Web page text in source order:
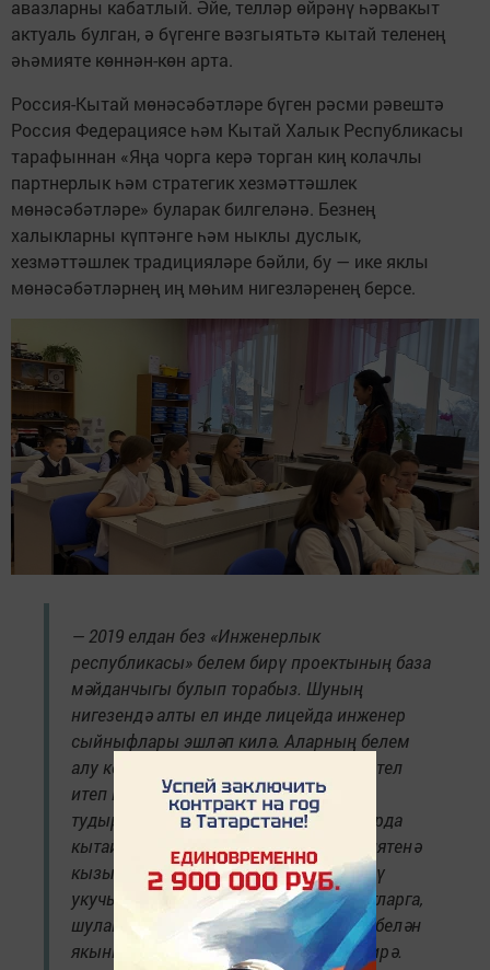
авазларны кабатлый. Әйе, телләр өйрәнү һәрвакыт
актуаль булган, ә бүгенге вәзгыятьтә кытай теленең
әһәмияте көннән-көн арта.
Россия-Кытай мөнәсәбәтләре бүген рәсми рәвештә
Россия Федерациясе һәм Кытай Халык Республикасы
тарафыннан «Яңа чорга керә торган киң колачлы
партнерлык һәм стратегик хезмәттәшлек
мөнәсәбәтләре» буларак билгеләнә. Безнең
халыкларны күптәнге һәм ныклы дуслык,
хезмәттәшлек традицияләре бәйли, бу — ике яклы
мөнәсәбәтләрнең иң мөһим нигезләренең берсе.
— 2019 елдан без «Инженерлык
республикасы» белем бирү проектының база
мәйданчыгы булып торабыз. Шуның
нигезендә алты ел инде лицейда инженер
сыйныфлары эшләп килә. Аларның белем
алу кейсын баету максатында, икенче тел
итеп кытай телен өйрәнү мөмкинлеге
тудырырга булдык. Чөнки соңгы елларда
кытай теленә, әлеге халыкның мәдәниятенә
кызыксыну артты. Кытай телен өйрәнү
укучыларыбызга заман белән бергә атларга,
шулай ук кытай халкының мәдәнияте белән
якыннанрак танышырга мөмкинлек бирә.